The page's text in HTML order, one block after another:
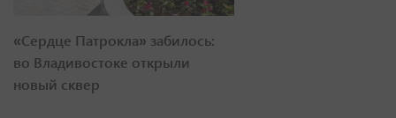
«Сердце Патрокла» забилось:
во Владивостоке открыли
новый сквер